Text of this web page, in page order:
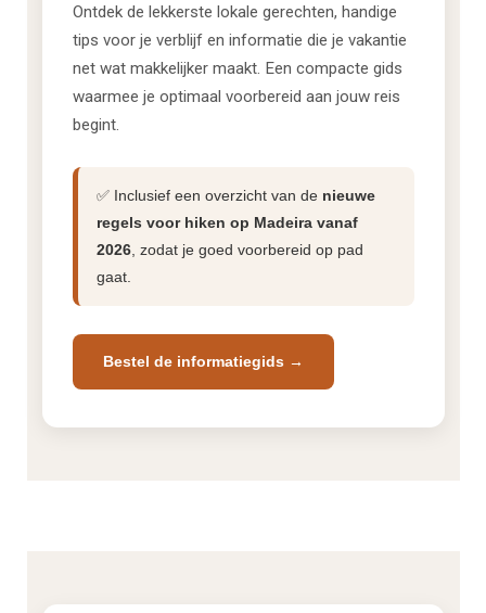
Ontdek de lekkerste lokale gerechten, handige
tips voor je verblijf en informatie die je vakantie
net wat makkelijker maakt. Een compacte gids
waarmee je optimaal voorbereid aan jouw reis
begint.
✅ Inclusief een overzicht van de nieuwe
regels voor hiken op Madeira vanaf
2026, zodat je goed voorbereid op pad
gaat.
Bestel de informatiegids →